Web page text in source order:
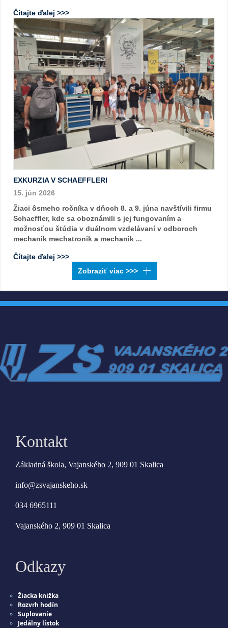
Čítajte ďalej >>>
EXKURZIA V SCHAEFFLERI
15. jún 2026
Žiaci ôsmeho ročníka v dňoch 8. a 9. júna navštívili firmu
Schaeffler, kde sa oboznámili s jej fungovaním a
možnosťou štúdia v duálnom vzdelávaní v odboroch
mechanik mechatronik a mechanik ...
Čítajte ďalej >>>
Kontakt
Základná škola, Vajanského 2, 909 01 Skalica
info@zsvajanskeho.sk
034 6965111
Vajanského 2, 909 01 Skalica
Odkazy
Žiacka knižka
Rozvrh hodín
Suplovanie
Jedálny lístok